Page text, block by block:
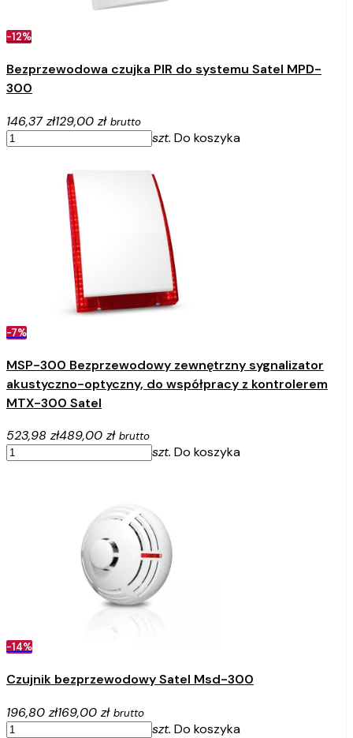
-12%
Bezprzewodowa czujka PIR do systemu Satel MPD-
300
146,37 zł129,00 zł brutto
szt. Do koszyka
-7%
MSP-300 Bezprzewodowy zewnętrzny sygnalizator
akustyczno-optyczny, do współpracy z kontrolerem
MTX-300 Satel
523,98 zł489,00 zł brutto
szt. Do koszyka
-14%
Czujnik bezprzewodowy Satel Msd-300
196,80 zł169,00 zł brutto
szt. Do koszyka